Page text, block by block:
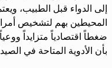
إلى الدواء قبل الطبيب،
المحيطين بهم لتشخيص
ضغطاً اقتصادياً متزايداً
بأن الأدوية المتاحة في